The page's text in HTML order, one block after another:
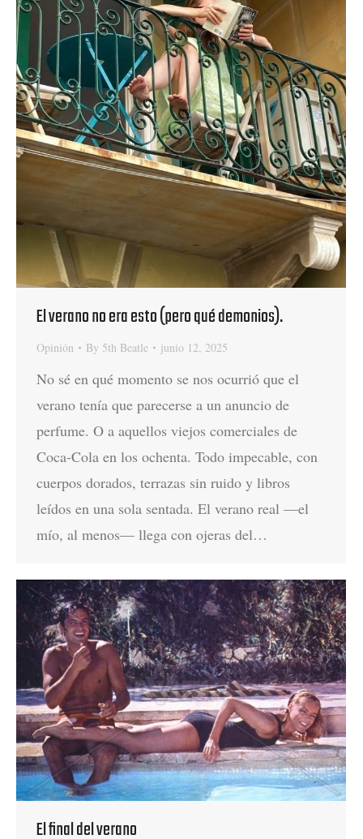
El verano no era esto (pero qué demonios).
Opinión By 5th Beatle junio 12, 2025
No sé en qué momento se nos ocurrió que el
verano tenía que parecerse a un anuncio de
perfume. O a aquellos viejos comerciales de
Coca-Cola en los ochenta. Todo impecable, con
cuerpos dorados, terrazas sin ruido y libros
leídos en una sola sentada. El verano real —el
mío, al menos— llega con ojeras del…
El final del verano